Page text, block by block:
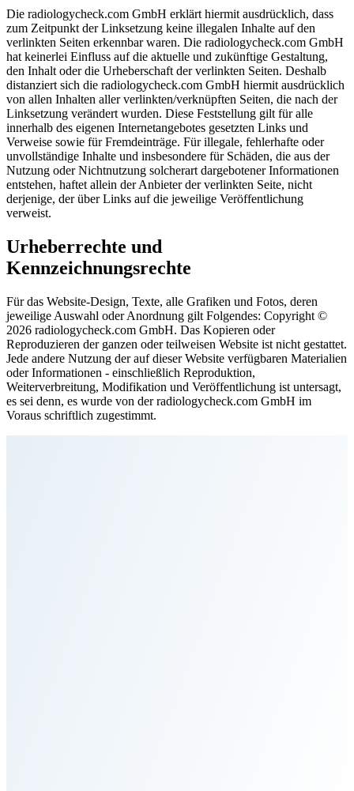
Die radiologycheck.com GmbH erklärt hiermit ausdrücklich, dass
zum Zeitpunkt der Linksetzung keine illegalen Inhalte auf den
verlinkten Seiten erkennbar waren. Die radiologycheck.com GmbH
hat keinerlei Einfluss auf die aktuelle und zukünftige Gestaltung,
den Inhalt oder die Urheberschaft der verlinkten Seiten. Deshalb
distanziert sich die radiologycheck.com GmbH hiermit ausdrücklich
von allen Inhalten aller verlinkten/verknüpften Seiten, die nach der
Linksetzung verändert wurden. Diese Feststellung gilt für alle
innerhalb des eigenen Internetangebotes gesetzten Links und
Verweise sowie für Fremdeinträge. Für illegale, fehlerhafte oder
unvollständige Inhalte und insbesondere für Schäden, die aus der
Nutzung oder Nichtnutzung solcherart dargebotener Informationen
entstehen, haftet allein der Anbieter der verlinkten Seite, nicht
derjenige, der über Links auf die jeweilige Veröffentlichung
verweist.
Urheberrechte und
Kennzeichnungsrechte
Für das Website-Design, Texte, alle Grafiken und Fotos, deren
jeweilige Auswahl oder Anordnung gilt Folgendes: Copyright ©
2026 radiologycheck.com GmbH. Das Kopieren oder
Reproduzieren der ganzen oder teilweisen Website ist nicht gestattet.
Jede andere Nutzung der auf dieser Website verfügbaren Materialien
oder Informationen - einschließlich Reproduktion,
Weiterverbreitung, Modifikation und Veröffentlichung ist untersagt,
es sei denn, es wurde von der radiologycheck.com GmbH im
Voraus schriftlich zugestimmt.